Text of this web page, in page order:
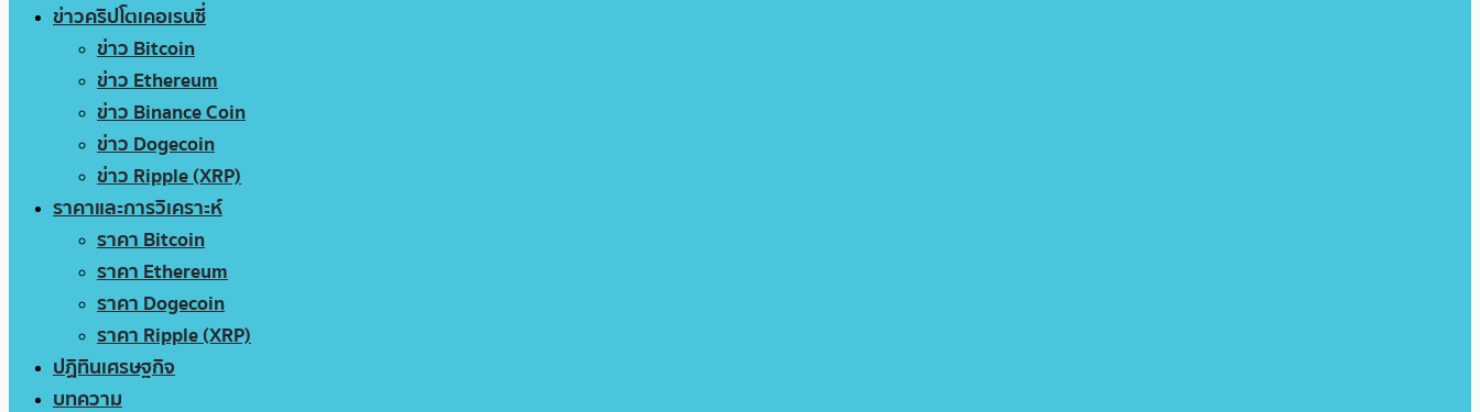
ข่าวคริปโตเคอเรนซี่
ข่าว Bitcoin
ข่าว Ethereum
ข่าว Binance Coin
ข่าว Dogecoin
ข่าว Ripple (XRP)
ราคาและการวิเคราะห์
ราคา Bitcoin
ราคา Ethereum
ราคา Dogecoin
ราคา Ripple (XRP)
ปฏิทินเศรษฐกิจ
บทความ